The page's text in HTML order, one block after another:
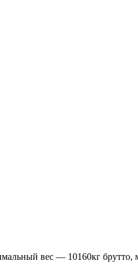
вес — 10160кг